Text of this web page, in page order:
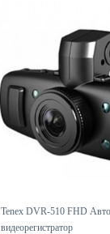
Tenex DVR-510 FHD
видеорегистратор